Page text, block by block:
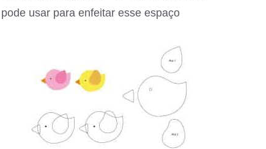
pode usar para enfeitar esse espaço